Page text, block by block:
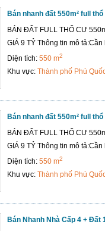
Bán nhanh đất 550m² full
BÁN ĐẤT FULL THỔ CƯ
GIÁ 9 TỶ Thông tin mô
Diện tích: 550 m2
Khu vực: Thành phố Phú
Bán nhanh đất 550m² full
BÁN ĐẤT FULL THỔ CƯ
GIÁ 9 TỶ Thông tin mô
Diện tích: 550 m2
Khu vực: Thành phố Phú
Bán Nhanh Nhà Cấp 4 + Đất